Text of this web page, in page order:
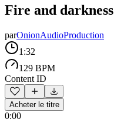
Fire and darkness
parOnionAudioProduction
1:32
129 BPM
Content ID
Acheter le titre
0:00